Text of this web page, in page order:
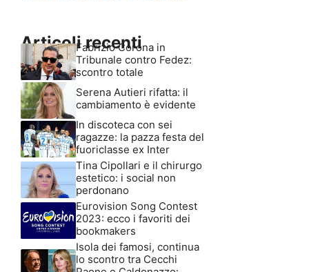
Articoli recenti
Fabrizio Corona in
Tribunale contro Fedez:
scontro totale
Serena Autieri rifatta: il
cambiamento è evidente
In discoteca con sei
ragazze: la pazza festa del
fuoriclasse ex Inter
Tina Cipollari e il chirurgo
estetico: i social non
perdonano
Eurovision Song Contest
2023: ecco i favoriti dei
bookmakers
Isola dei famosi, continua
lo scontro tra Cecchi